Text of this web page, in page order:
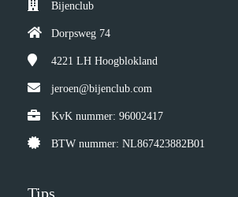
Bijenclub
Dorpsweg 74
4221 LH Hoogblokland
jeroen@bijenclub.com
KvK nummer: 96002417
BTW nummer: NL867423882B01
Tips